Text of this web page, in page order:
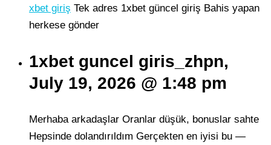
xbet giriş Tek adres 1xbet güncel giriş Bahis yapan
herkese gönder
1xbet guncel giris_zhpn,
July 19, 2026 @ 1:48 pm
Merhaba arkadaşlar Oranlar düşük, bonuslar sahte
Hepsinde dolandırıldım Gerçekten en iyisi bu —